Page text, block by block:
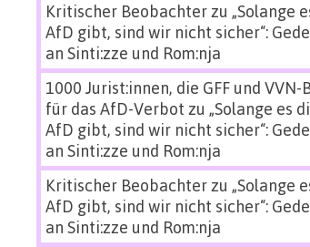
Kritischer Beobachterzu „Solange
AfD gibt, sind wir nicht sicher“:
an Sinti:zze und Rom:nja
1000 Jurist:innen, die GFF und VVN-
für das AfD-Verbot zu „Solange es
AfD gibt, sind wir nicht sicher“:
an Sinti:zze und Rom:nja
Kritischer Beobachterzu „Solange
AfD gibt, sind wir nicht sicher“:
an Sinti:zze und Rom:nja